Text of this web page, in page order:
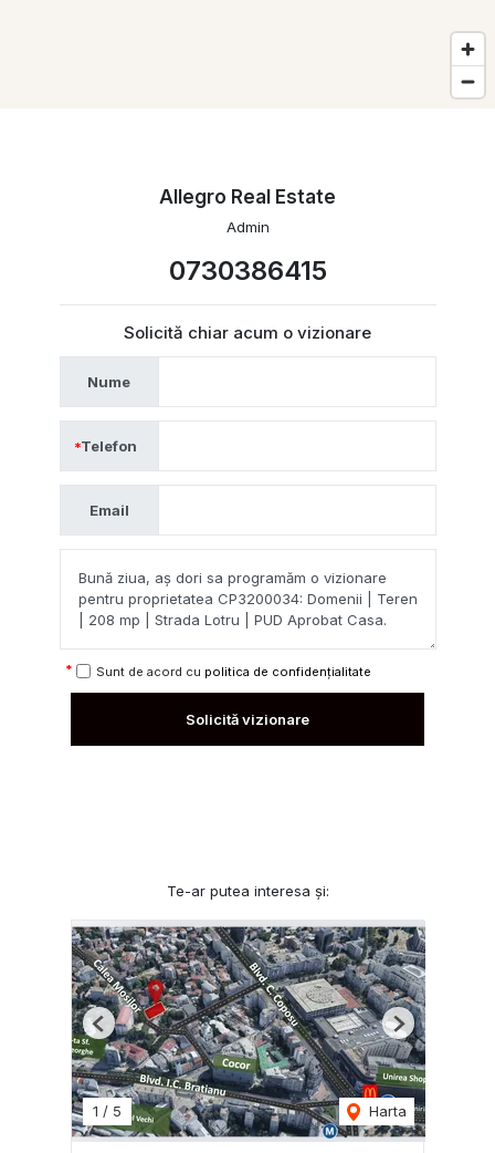
Allegro Real Estate
Admin
0730386415
Solicită chiar acum o vizionare
Nume
Telefon
Email
Sunt de acord cu politica de confidențialitate
Solicită vizionare
Te-ar putea interesa și:
1 / 5 Harta
Previous Next